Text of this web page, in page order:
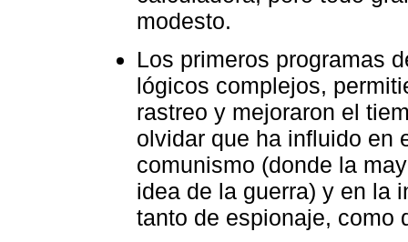
modesto.
Los primeros programas
lógicos complejos,
rastreo y mejoraron el
olvidar que ha influido en
comunismo (donde la
idea de la guerra) y en la
tanto de espionaje, como